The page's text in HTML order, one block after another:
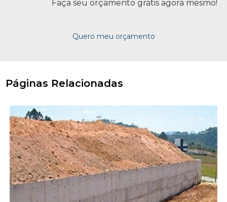
Faça seu orçamento grátis agora mesmo!
Quero meu orçamento
Páginas Relacionadas